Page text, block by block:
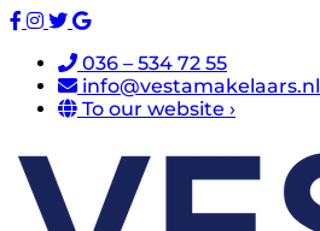
036 – 534 72 55
info@vestamakelaars.nl
To our website ›